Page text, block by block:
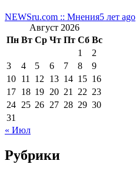
NEWSru.com :: Мнения5 лет ago
Август 2026
Пн Вт Ср Чт Пт Сб Вс
1
2
3
4 5 6 7 8
9
10 11 12 13 14 15 16
17 18 19 20 21 22 23
24 25 26 27 28 29 30
31
« Июл
Рубрики